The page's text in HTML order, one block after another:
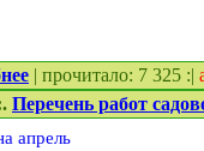
| прочитало: 7 325 :|
Перечень работ